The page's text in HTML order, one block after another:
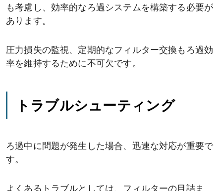
も考慮し、効率的なろ過システムを構築する必要が
あります。
圧力損失の監視、定期的なフィルター交換もろ過効
率を維持するために不可欠です。
トラブルシューティング
ろ過中に問題が発生した場合、迅速な対応が重要で
す。